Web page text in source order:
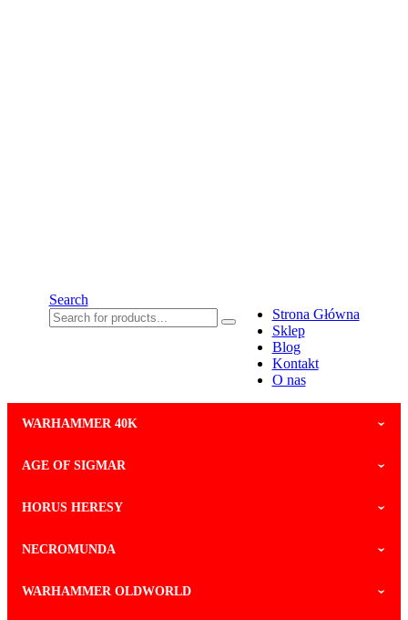
Search
Strona Główna
Sklep
Blog
Kontakt
O nas
WARHAMMER 40K
AGE OF SIGMAR
HORUS HERESY
NECROMUNDA
WARHAMMER OLDWORLD